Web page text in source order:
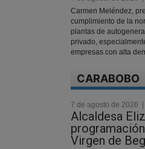
Carmen Meléndez,
cumplimiento de la
plantas de
privado,
empresas con alta
CARABOBO
7 de agosto de 2026
Alcaldesa
Virgen de